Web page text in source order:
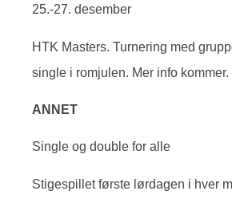
25.-27. desember
HTK Masters. Turnering med
single i romjulen. Mer info kommer.
ANNET
Single og double for alle
Stigespillet første lørdagen i hver